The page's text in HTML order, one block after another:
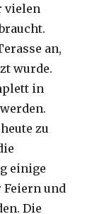
vielen
an,
wurde.
in
zu
einige
Feiern und
Die